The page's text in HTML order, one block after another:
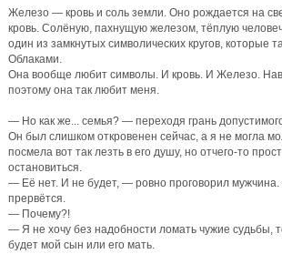
Железо — кровь и соль земли. Оно рождается на
кровь. Солёную, пахнущую железом, тёплую
один из замкнутых символических кругов, которые
Облаками.
Она вообще любит символы. И кровь. И Железо.
поэтому она так любит меня.
— Но как же... семья? — переходя грань
Он был слишком откровенен сейчас, а я не могла
посмела вот так лезть в его душу, но отчего-то
остановиться.
— Её нет. И не будет, — ровно проговорил
прервётся.
— Почему?!
— Я не хочу без надобности ломать чужие судьбы,
будет мой сын или его мать.